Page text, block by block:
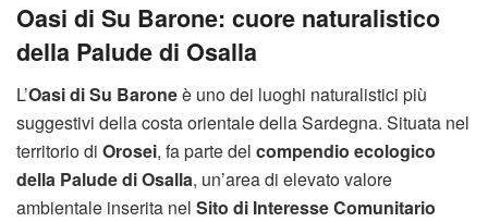
Oasi di Su Barone: cuore naturalistico
della Palude di Osalla
L’Oasi di Su Baroneè uno dei luoghi naturalistici più
suggestivi della costa orientale della Sardegna. Situata nel
territorio di Orosei, fa parte del compendio ecologico
della Palude di Osalla, un’area di elevato valore
ambientale inserita nel Sito di Interesse Comunitario